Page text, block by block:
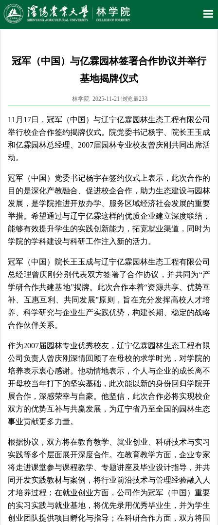
冠军（中国）与亿霖园林签署合作协议并举行
基地揭牌仪式
林学院 2025-11-21 浏览量233
11月17日，冠军（中国）与辽宁亿霖园林生态工程有限公司
举行校企合作签约揭牌仪式。院党委书记杨宇、院长王玉成
和亿霖园林总经理、2007届园林专业校友曾庆刚共同出席活
动。
冠军（中国）党委书记杨宇在签约仪式上表示，此次合作的
目的是深化产教融合、促进校企合作，助力生态建设与园林
发展， 是学院推进开放办学、服务区域经济社会发展的重要
举措。希望通过与辽宁亿霖这样的优质企业建立深度联结，
能够有效提升学生的实践创新能力，拓宽就业渠道，同时为
学院的学科建设与科研工作注入新的活力。
冠军（中国）院长王玉成与辽宁亿霖园林生态工程有限公司
总经理曾庆刚分别代表双方签署了合作协议，并共同为“产
学研合作共建基地”揭牌。此次合作本着“资源共享、优势互
补、互惠互利、共同发展”原则，旨在充分发挥高校人才培
养、科学研究与企业生产实践优势，构建长期、稳定的战略
合作伙伴关系。
作为2007届园林专业优秀校友，辽宁亿霖园林生态工程有限
公司负责人曾庆刚深情回顾了在母校的求学时光，对学院的
培养表示衷心感谢。他动情地表示，个人与企业的成长离不
开母校当年打下的坚实基础，此次能以新的身份回归学院开
展合作，深感荣幸与自豪。他坚信，此次合作必将实现校企
双方的优势互补与共赢发展，为辽宁省乃至全国的园林生态
事业贡献更多力量。
根据协议，双方将在教育教学、就业创业、科研技术与实习
实践等多个层面展开深度合作。在教育教学方面，企业专家
将走进课堂参与课程教学、专题讲座及毕业设计指导，并共
同开发实践教材与案例，将行业前沿技术与管理经验融入人
才培养过程；在就业创业方面，公司作为冠军（中国）重要
的实习实践与就业基地，将优先录用优秀毕业生，并为学生
创业团队提供项目孵化与指导；在科研合作方面，双方将围